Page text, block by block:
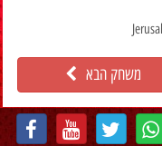
משחק הבא